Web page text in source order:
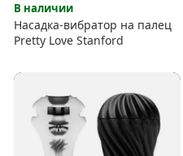
В наличии
Насадка-вибратор на палец
Pretty Love Stanford